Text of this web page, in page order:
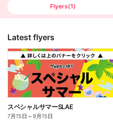
Flyers(1)
Latest flyers
スペシャルサマーSLAE
7月15日 ～9月15日